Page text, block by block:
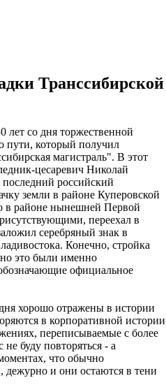
Транссибирской
лет со дня торжественной
пути, который получил
магистраль". В этот
цесаревич Николай
российский
земли в районе Куперовской
в районе нынешней Первой
переехал в
серебряный знак в
Конечно, стройка
это были именно
официальное
хорошо отражены в истории
в корпоративной истории
переписываемые с более
буду повторяться - а
что обычно
дежурно и они остаются в тени